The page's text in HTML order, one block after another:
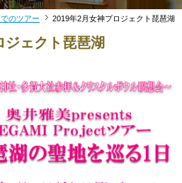
のツアー 2019年2月女神プロジェクト琵琶湖
ジェクト琵琶湖